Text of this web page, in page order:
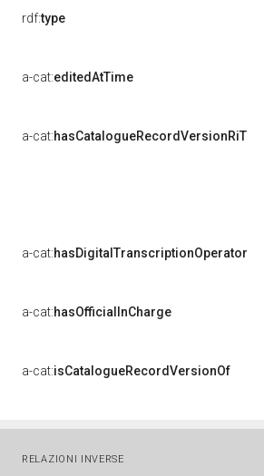
rdf:type
a-cat:editedAtTime
a-cat:hasCatalogueRecordVersionRiT
a-cat:hasDigitalTranscriptionOperator
a-cat:hasOfficialInCharge
a-cat:isCatalogueRecordVersionOf
RELAZIONI INVERSE